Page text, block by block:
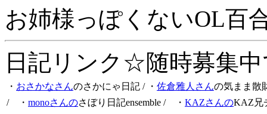
お姉様っぽくないOL百
日記リンク☆随時募集
・ おさかなさんのさかにゃ日記 / ・ 佐倉雅人さんの気まま散
/ ・ monoさんのさぼり日記ensemble / ・ KAZさんのKAZ兄